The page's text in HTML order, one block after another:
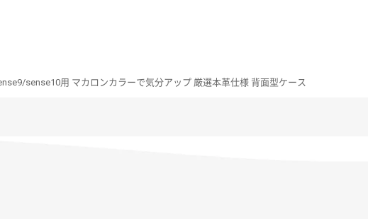
sense10用 マカロンカラーで気分アップ 厳選本革仕様 背面型ケース